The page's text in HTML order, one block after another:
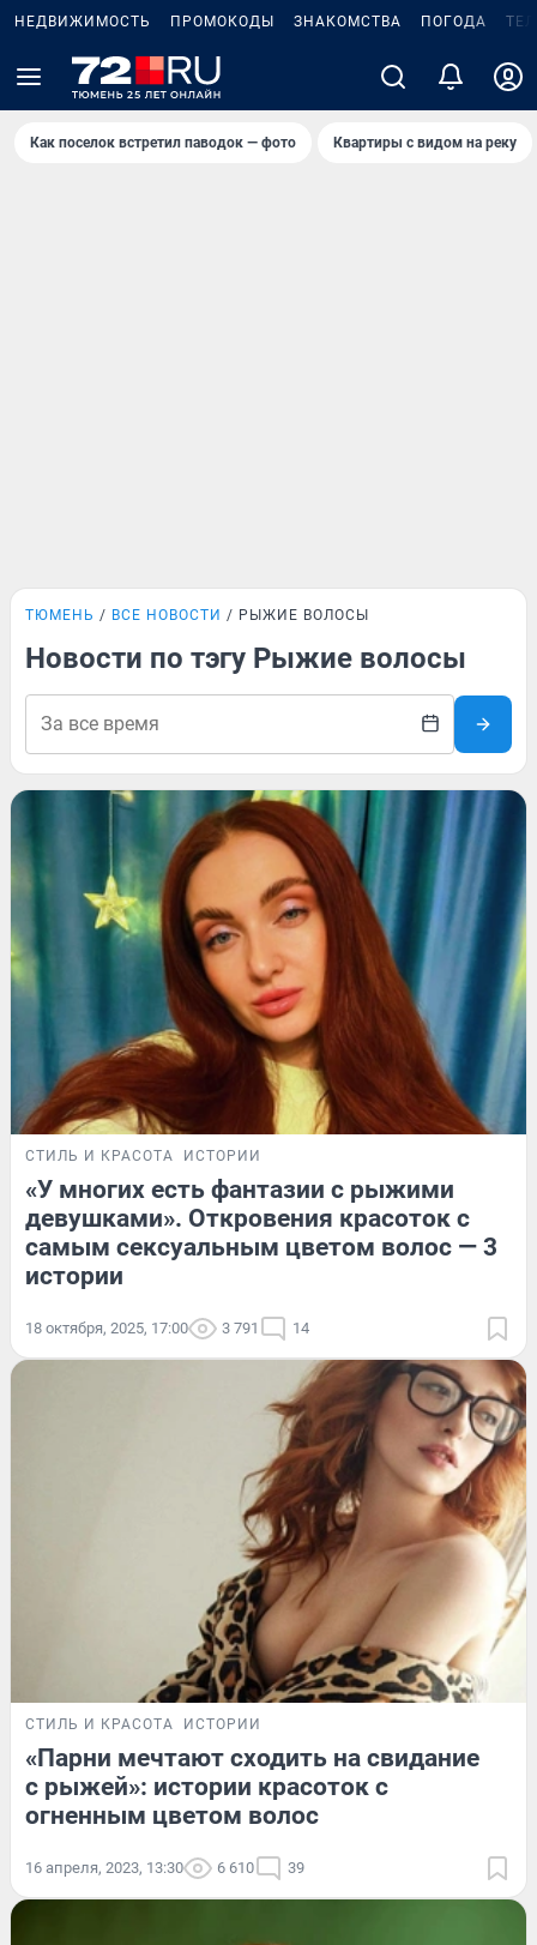
НЕДВИЖИМОСТЬ ПРОМОКОДЫ ЗНАКОМСТВА ПОГОДА
Как поселок встретил паводок — фото Квартиры с видом на реку
ТЮМЕНЬ ВСЕ НОВОСТИ РЫЖИЕ ВОЛОСЫ
Новости по тэгу Рыжие волосы
СТИЛЬ И КРАСОТА ИСТОРИИ
«У многих есть фантазии с рыжими
девушками». Откровения красоток с
самым сексуальным цветом волос — 3
истории
18 октября, 2025, 17:00 3 791 14
СТИЛЬ И КРАСОТА ИСТОРИИ
«Парни мечтают сходить на свидание
с рыжей»: истории красоток с
огненным цветом волос
16 апреля, 2023, 13:30 6 610 39